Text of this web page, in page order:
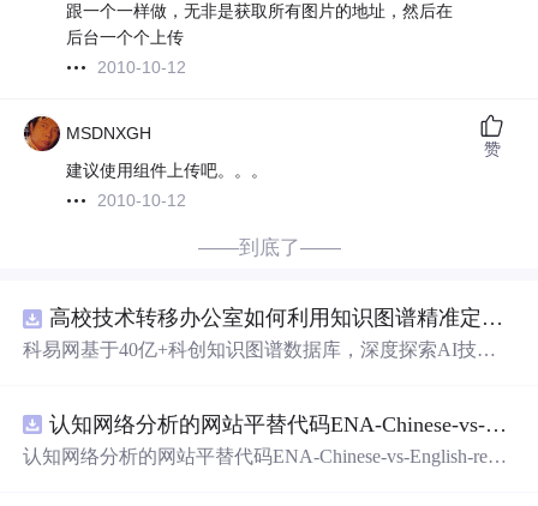
跟一个一样做，无非是获取所有图片的地址，然后在
后台一个个上传
2010-10-12
MSDNXGH
建议使用组件上传吧。。。
2010-10-12
赞
——到底了——
高校技术转移办公室如何利用知识图谱精准定位产业需求与技术适配点？.docx
科易网基于40亿+科创知识图谱数据库，深度探索AI技术
新领域的AI+数智化解决方案，推动科技创新与产业创新
智能化发展。
认知网络分析的网站平替代码ENA-Chinese-vs-English-reproducible.zip
认知网络分析的网站平替代码ENA-Chinese-vs-English-repro